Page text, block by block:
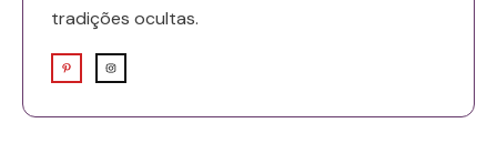
tradições ocultas.